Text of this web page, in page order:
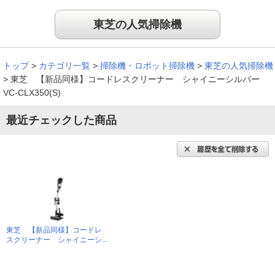
東芝の人気掃除機
トップ > カテゴリ一覧 > 掃除機・ロボット掃除機 > 東芝の人気掃除機
> 東芝 【新品同様】コードレスクリーナー シャイニーシルバー
VC-CLX350(S)
最近チェックした商品
東芝 【新品同様】コードレ
スクリーナー シャイニーシ